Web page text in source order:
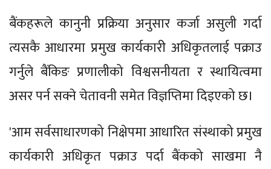
बैंकहरूले कानुनी प्रक्रिया अनुसार कर्जा असुली गर्दा
त्यसकै आधारमा प्रमुख कार्यकारी अधिकृतलाई पक्राउ
गर्नुले बैंकिङ प्रणालीको विश्वसनीयता र स्थायित्वमा
असर पर्न सक्ने चेतावनी समेत विज्ञप्तिमा दिइएको छ।
'आम सर्वसाधारणको निक्षेपमा आधारित संस्थाको प्रमुख
कार्यकारी अधिकृत पक्राउ पर्दा बैंकको साखमा नै